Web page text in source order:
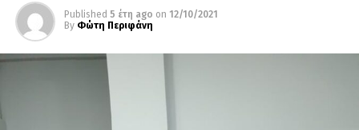
Published 5 έτη ago on 12/10/2021
By Φώτη Περιφάνη